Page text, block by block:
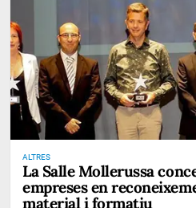
ALTRES
La Salle Mollerussa
empreses en
material i formatiu